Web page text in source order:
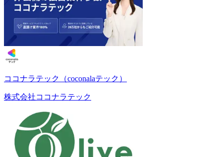
ココナラテック（coconalaテック）
株式会社ココナラテック